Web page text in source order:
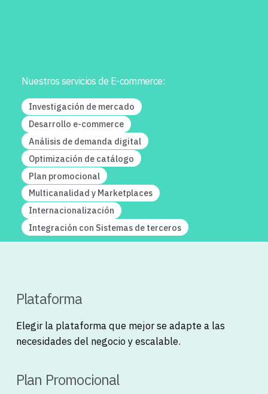
Nuestros servicios de E-commerce:
Investigación de mercado
Desarrollo e-commerce
Análisis de demanda digital
Optimización de catálogo
Plan promocional
Multicanalidad y Marketplaces
Internacionalización
Integración con Sistemas de terceros
Plataforma
Elegir la plataforma que mejor se adapte a las
necesidades del negocio y escalable.
Plan Promocional